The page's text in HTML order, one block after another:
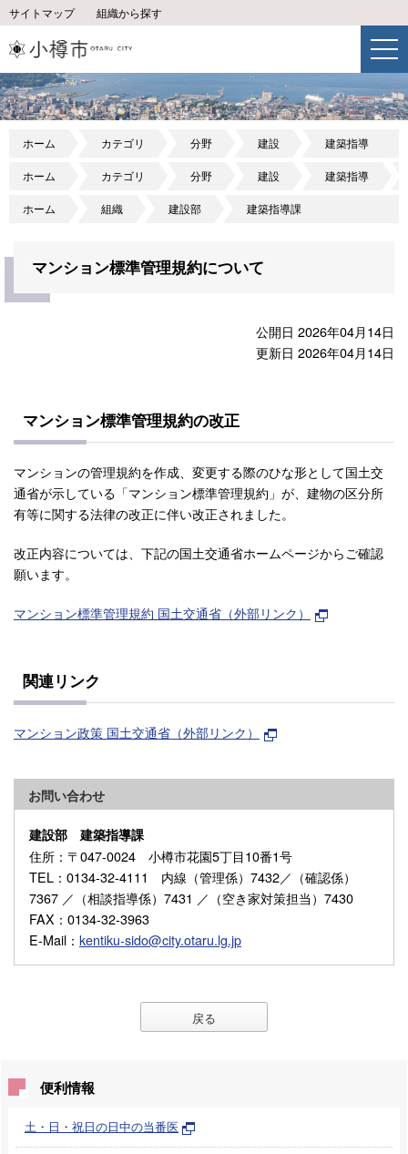
サイトマップ 組織から探す
ホーム カテゴリ 分野 建設 建築指導
ホーム カテゴリ 分野 建設 建築指導
ホーム 組織 建設部 建築指導課
マンション標準管理規約について
公開日 2026年04月14日
更新日 2026年04月14日
マンション標準管理規約の改正
マンションの管理規約を作成、変更する際のひな形として国土交
通省が示している「マンション標準管理規約」が、建物の区分所
有等に関する法律の改正に伴い改正されました。
改正内容については、下記の国土交通省ホームページからご確認
願います。
マンション標準管理規約 国土交通省（外部リンク）
関連リンク
マンション政策 国土交通省（外部リンク）
お問い合わせ
建設部 建築指導課
住所 ：〒047-0024 小樽市花園5丁目10番1号
TEL ：0134-32-4111 内線（管理係）7432／（確認係）
7367 ／（相談指導係）7431 ／（空き家対策担当）7430
FAX ：0134-32-3963
E-Mail ： kentiku-sido@city.otaru.lg.jp
戻る
便利情報
土・日・祝日の日中の当番医